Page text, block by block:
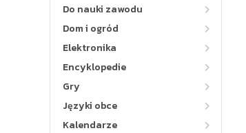
Do nauki zawodu
Dom i ogród
Elektronika
Encyklopedie
Gry
Języki obce
Kalendarze